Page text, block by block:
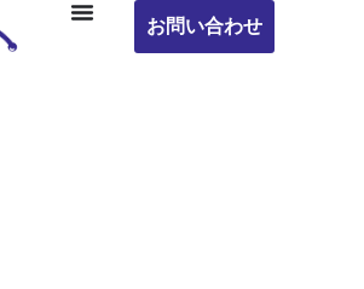
お問い合わせ